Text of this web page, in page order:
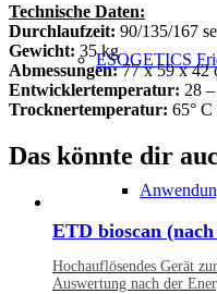
ESOGETICS
Technische Daten:
Durchlaufzeit: 90/135/167
Gewicht: 35 kg
Abmessungen:77 x 59 x 42
Entwicklertemperatur: 28
Trocknertemperatur: 65° C
Das könnte dir
ETD bioscan
Hochauflösendes Gerät
Auswertung nach der